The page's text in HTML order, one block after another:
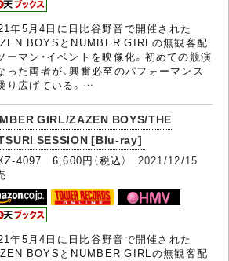
年5月4日に日比谷野音で開催された
BOYSとNUMBER GIRLの無観客配
ーマン・イベントを映像化。初めての競演
った両者が、興奮必至のパフォーマンス
り広げている。…
GIRL/ZAZEN BOYS/THE
SESSION [Blu-ray]
4097 6,600円（税込） 2021/12/15
年5月4日に日比谷野音で開催された
BOYSとNUMBER GIRLの無観客配